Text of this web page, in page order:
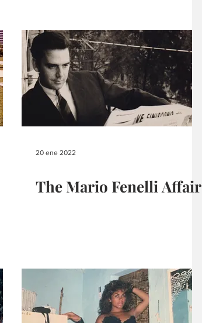
20 ene 2022
The Mario Fenelli Affair